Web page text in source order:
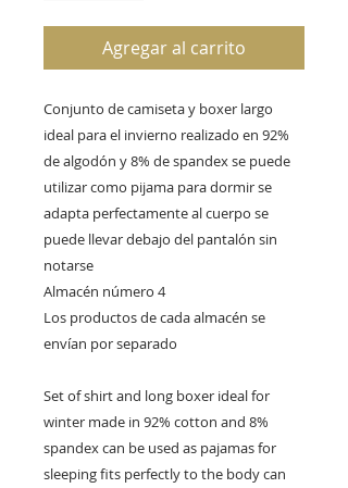
Agregar al carrito
Conjunto de camiseta y boxer largo
ideal para el invierno realizado en 92%
de algodón y 8% de spandex se puede
utilizar como pijama para dormir se
adapta perfectamente al cuerpo se
puede llevar debajo del pantalón sin
notarse
Almacén número 4
Los productos de cada almacén se
envían por separado
Set of shirt and long boxer ideal for
winter made in 92% cotton and 8%
spandex can be used as pajamas for
sleeping fits perfectly to the body can